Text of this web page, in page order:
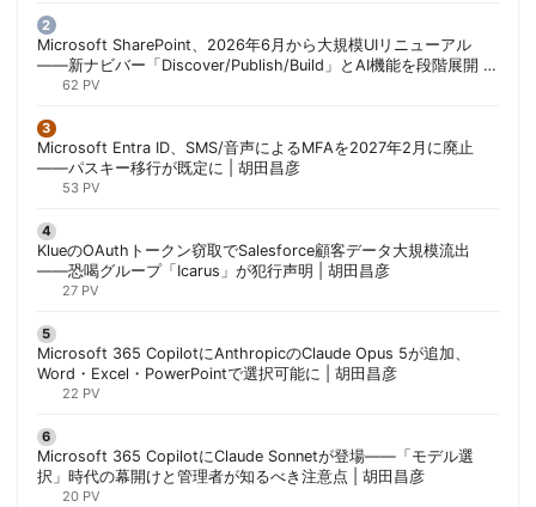
Microsoft SharePoint、2026年6月から大規模UIリニューアル
——新ナビバー「Discover/Publish/Build」とAI機能を段階展開 |
胡田昌彦
62 PV
Microsoft Entra ID、SMS/音声によるMFAを2027年2月に廃止
——パスキー移行が既定に | 胡田昌彦
53 PV
KlueのOAuthトークン窃取でSalesforce顧客データ大規模流出
——恐喝グループ「Icarus」が犯行声明 | 胡田昌彦
27 PV
Microsoft 365 CopilotにAnthropicのClaude Opus 5が追加、
Word・Excel・PowerPointで選択可能に | 胡田昌彦
22 PV
Microsoft 365 CopilotにClaude Sonnetが登場——「モデル選
択」時代の幕開けと管理者が知るべき注意点 | 胡田昌彦
20 PV